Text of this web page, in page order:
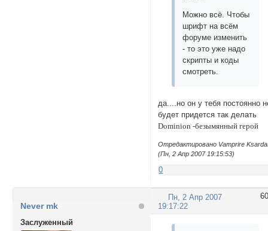
Можно всё. Чтобы
шрифт на всём
форуме изменить
- то это уже надо
скрипты и коды
смотреть.
да....но он у тебя постоянно
будет придется так делать
Dominion -безымянный герой
Отредактировано Vamprire
(Пн, 2 Апр 2007 19:15:53)
0
60
Пн, 2 Апр 2007
19:17:22
Never mk
Заслуженный